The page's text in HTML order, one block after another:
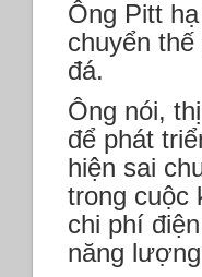
Ông Pitt
chuyển
đá.
Ông nói,
để phát
hiện sai
trong cuộc
chi phí
năng